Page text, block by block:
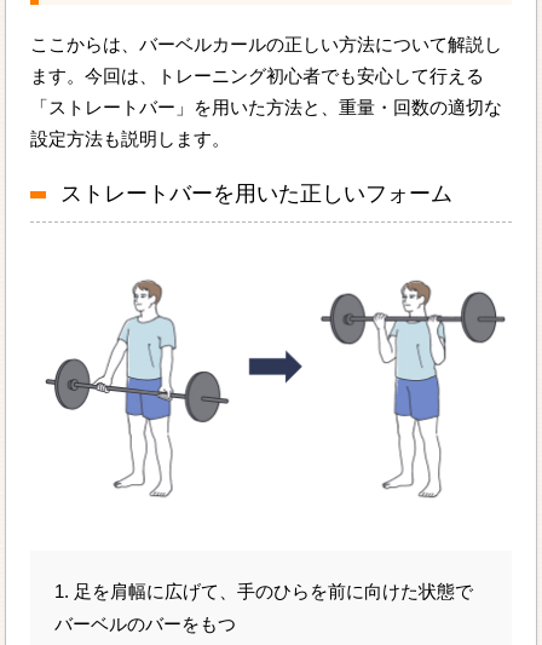
ここからは、バーベルカールの正しい方法について解説し
ます。今回は、トレーニング初心者でも安心して行える
「ストレートバー」を用いた方法と、重量・回数の適切な
設定方法も説明します。
ストレートバーを用いた正しいフォーム
1. 足を肩幅に広げて、手のひらを前に向けた状態で
バーベルのバーをもつ